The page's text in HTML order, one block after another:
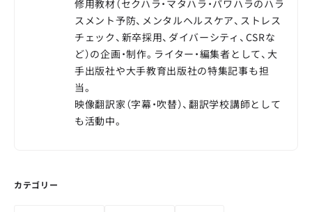
カテゴリー
修用教材（セクハラ・マタハラ・パワハラのハラ
スメント予防、メンタルヘルスケア、ストレス
チェック、新卒採用、ダイバーシティ、CSRな
ど）の企画・制作。ライター・編集者として、大
手出版社や大手教育出版社の特集記事も担
当。
映像翻訳家（字幕・吹替）、翻訳学校講師として
も活動中。